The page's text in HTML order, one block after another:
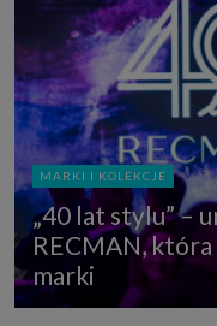
MARKI I KOLEKCJE
„40 lat stylu” –
RECMAN,
marki